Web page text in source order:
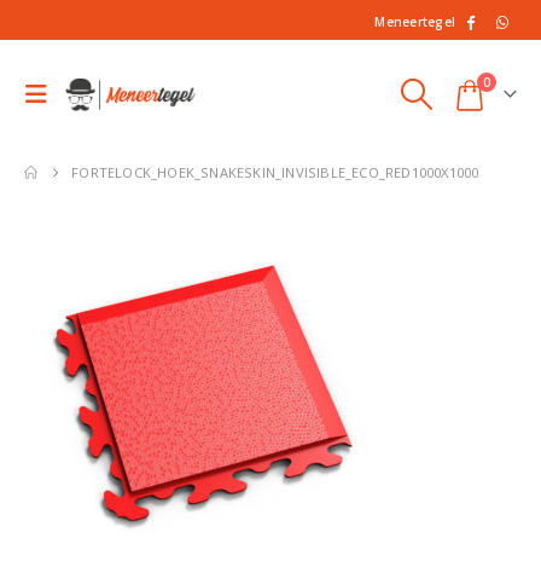
Meneertegel
0
FORTELOCK_HOEK_SNAKESKIN_INVISIBLE_ECO_RED1000X1000